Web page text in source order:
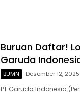
Buruan Daftar!
Garuda
BUMN Desember 12, 2025
PT Garuda Indonesia